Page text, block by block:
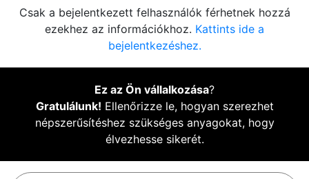
Csak a bejelentkezett felhasználók férhetnek hozzá
ezekhez az információkhoz. Kattints ide a
bejelentkezéshez.
Ez az Ön vállalkozása?
Gratulálunk! Ellenőrizze le, hogyan szerezhet
népszerűsítéshez szükséges anyagokat, hogy
élvezhesse sikerét.